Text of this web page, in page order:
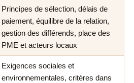
Principes de sélection, délais de
paiement, équilibre de la relation,
gestion des différends, place des
PME et acteurs locaux
Exigences sociales et
environnementales, critères dans